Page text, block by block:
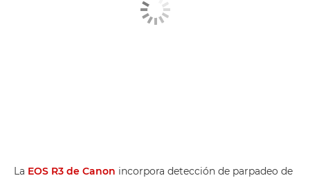
La EOS R3 de Canon incorpora detección de parpadeo de